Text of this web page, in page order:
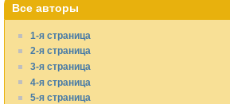
Все авторы
1-я страница
2-я страница
3-я страница
4-я страница
5-я страница